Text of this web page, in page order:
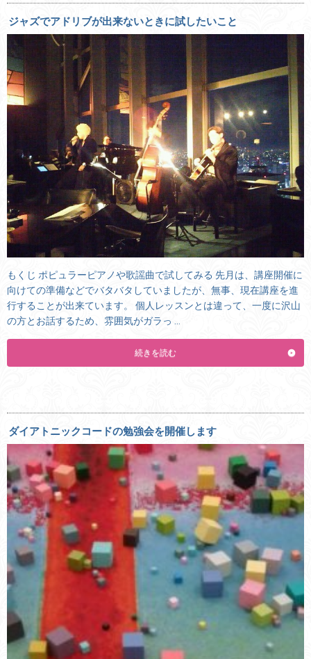
ジャズでアドリブが出来ないときに試したいこと
もくじ ポピュラーピアノや歌謡曲で試してみる 先月は、講座開催に
向けての準備などでバタバタしていましたが、無事、現在講座を進
行することが出来ています。 個人レッスンとは違って、一度に沢山
の方とお話するため、雰囲気がガラっ …
続きを読む
ダイアトニックコードの勉強会を開催します